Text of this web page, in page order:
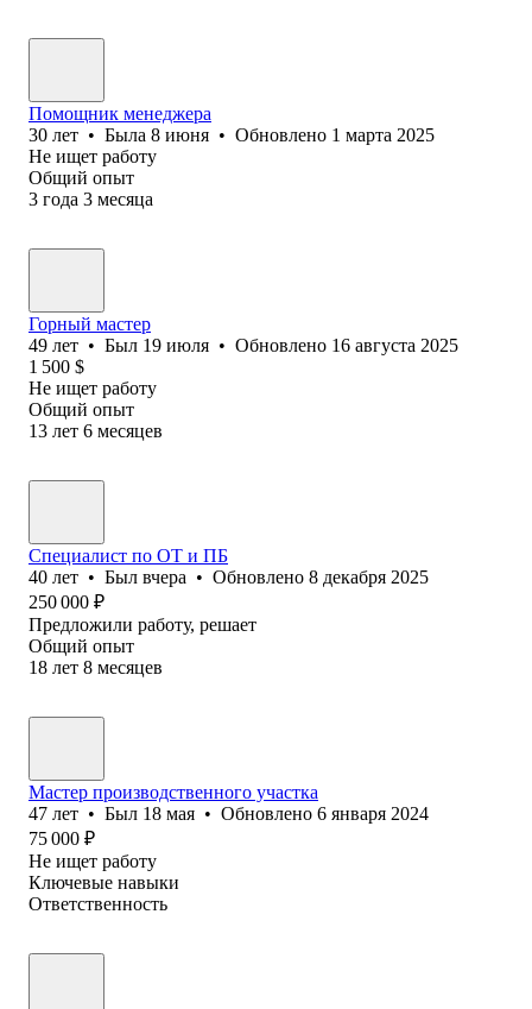
Помощник менеджера
30 лет • Была 8 июня • Обновлено 1 марта 2025
Не ищет работу
Общий опыт
3 года 3 месяца
Горный мастер
49 лет • Был 19 июля • Обновлено 16 августа 2025
1 500 $
Не ищет работу
Общий опыт
13 лет 6 месяцев
Специалист по ОТ и ПБ
40 лет • Был вчера • Обновлено 8 декабря 2025
250 000 ₽
Предложили работу, решает
Общий опыт
18 лет 8 месяцев
Мастер производственного участка
47 лет • Был 18 мая • Обновлено 6 января 2024
75 000 ₽
Не ищет работу
Ключевые навыки
Ответственность